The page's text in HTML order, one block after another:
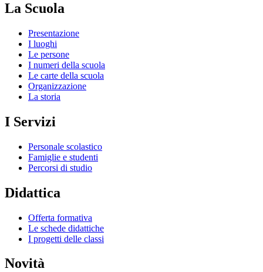
La Scuola
Presentazione
I luoghi
Le persone
I numeri della scuola
Le carte della scuola
Organizzazione
La storia
I Servizi
Personale scolastico
Famiglie e studenti
Percorsi di studio
Didattica
Offerta formativa
Le schede didattiche
I progetti delle classi
Novità